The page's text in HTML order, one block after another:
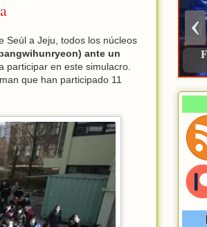
Seúl a Jeju, todos los núcleos
ante un
participar en este simulacro.
que han participado 11
‹